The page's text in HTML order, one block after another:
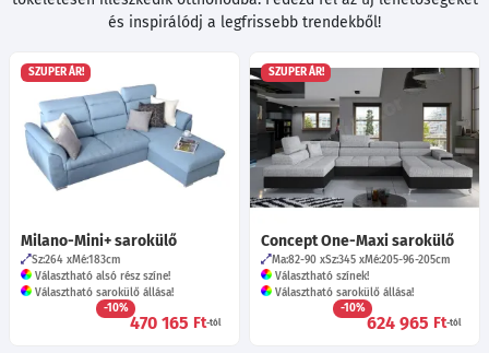
és inspirálódj a legfrissebb trendekből!
SZUPER ÁR!
Milano-Mini+ sarokülő
Sz:264 Mé:183cm
Választható alsó rész színe!
Választható sarokülő állása!
-10%
470 165 Ft-tól
SZUPER ÁR!
Concept One-Maxi sarokülő
Ma:82-90 Sz:345 Mé:205-96-205cm
Választható színek!
Választható sarokülő állása!
-10%
624 965 Ft-tól